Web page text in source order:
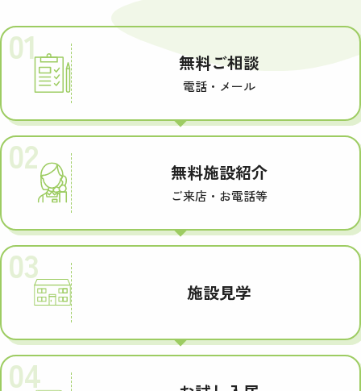
01 無料ご相談
電話・メール
02 無料施設紹介
ご来店・お電話等
03
施設見学
04